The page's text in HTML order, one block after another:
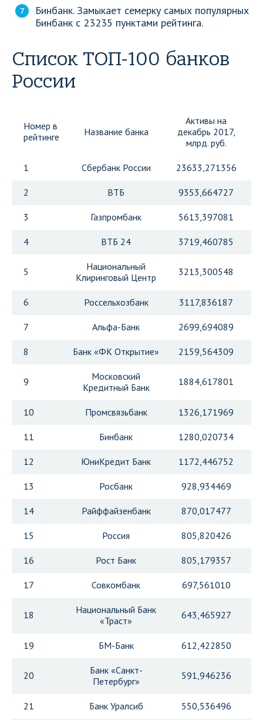
Бинбанк. Замыкает семерку самых популярных
Бинбанк с 23235 пунктами рейтинга.
Список ТОП-100 банков
России
Номер в
рейтинге
Название банка
Активы на
декабрь 2017,
млрд. руб.
1 Сбербанк России 23633,271356
2 ВТБ 9353,664727
3 Газпромбанк 5613,397081
4 ВТБ 24 3719,460785
5
Национальный
Клиринговый Центр
3213,300548
6 Россельхозбанк 3117,836187
7 Альфа-Банк 2699,694089
8 Банк «ФК Открытие» 2159,564309
9
Московский
Кредитный Банк
1884,617801
10 Промсвязьбанк 1326,171969
11 Бинбанк 1280,020734
12 ЮниКредит Банк 1172,446752
13 Росбанк 928,934469
14 Райффайзенбанк 870,017477
15 Россия 805,820426
16 Рост Банк 805,179357
17 Совкомбанк 697,561010
18
Национальный Банк
«Траст»
643,465927
19 БМ-Банк 612,422850
20
Банк «Санкт-
Петербург»
591,946236
21 Банк Уралсиб 550,536496